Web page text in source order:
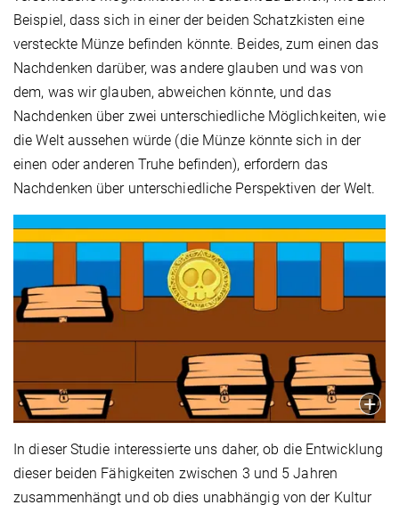
Beispiel, dass sich in einer der beiden Schatzkisten eine
versteckte Münze befinden könnte. Beides, zum einen das
Nachdenken darüber, was andere glauben und was von
dem, was wir glauben, abweichen könnte, und das
Nachdenken über zwei unterschiedliche Möglichkeiten, wie
die Welt aussehen würde (die Münze könnte sich in der
einen oder anderen Truhe befinden), erfordern das
Nachdenken über unterschiedliche Perspektiven der Welt.
In dieser Studie interessierte uns daher, ob die Entwicklung
dieser beiden Fähigkeiten zwischen 3 und 5 Jahren
zusammenhängt und ob dies unabhängig von der Kultur